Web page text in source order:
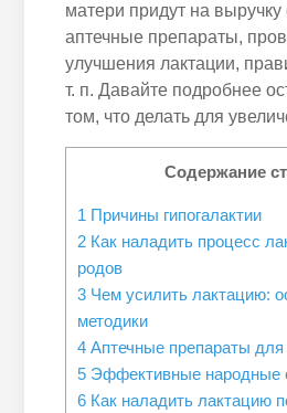
матери придут на
аптечные препараты,
улучшения лактации,
т. п. Давайте подробнее
том, что делать для
Содержание
1 Причины гипогалактии
2Как наладить процесс
родов
3Чем усилить лактацию:
методики
4Аптечные препараты для
5Эффективные народные
6Как наладить лактацию